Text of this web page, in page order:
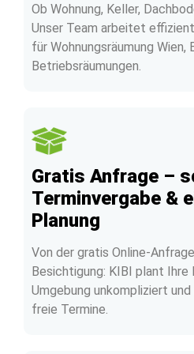
Ob Wohnung, Keller,
Unser Team arbeitet
für Wohnungsräumung Wien,
Betriebsräumungen.
Gratis Anfrage –
Terminvergabe &
Planung
Von der gratis Online-
Besichtigung: KIBI plant Ihre
Umgebung unkompliziert
freie Termine.